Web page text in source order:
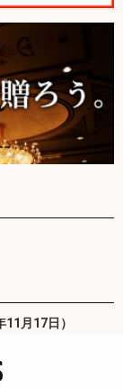
月17日）